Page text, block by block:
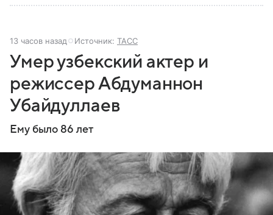
13 часов назад Источник: ТАСС
Умер узбекский актер и
режиссер Абдуманнон
Убайдуллаев
Ему было 86 лет